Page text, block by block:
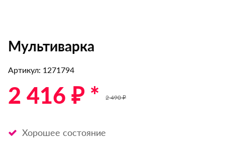
Мультиварка
Артикул: 1271794
2 416 ₽ * 2 490 ₽
Хорошее состояние